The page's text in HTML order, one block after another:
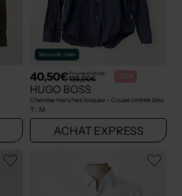
Seconde main
40,50€Prix neuf estimé :
135,00€ -70%
HUGO BOSS
Chemise manches longues - Coupe cintrée bleu
T : M
ACHAT EXPRESS